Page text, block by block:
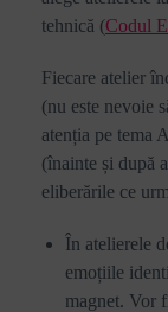
tehnică (Codul
Fiecare atelier
(nu este nevoie
atenția pe tema
(înainte și după
eliberările ce
În atelierele
emoțiile
magnet. Vor